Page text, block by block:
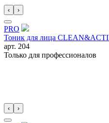
‹ ›
PRO
Тоник для лица
арт. 204
Только для профессионалов
‹ ›